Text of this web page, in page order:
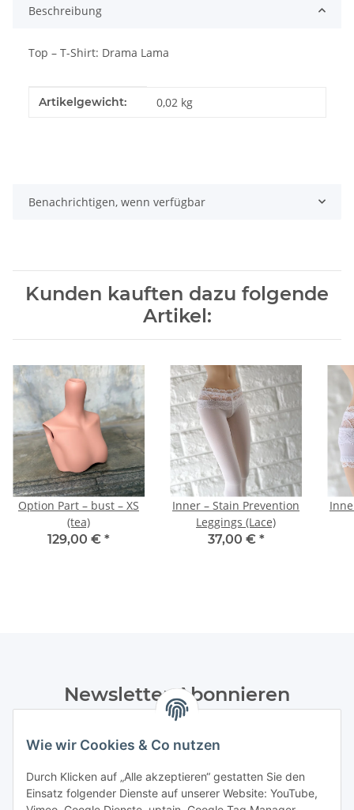
Wie wir Cookies & Co nutzen
Durch Klicken auf „Alle akzeptieren“ gestatten Sie den
Einsatz folgender Dienste auf unserer Website: YouTube,
Beschreibung
Top – T-Shirt: Drama Lama
Produkteigenschaft
Wert
Artikelgewicht: 0,02 kg
Benachrichtigen, wenn verfügbar
Kunden kauften dazu folgende
Artikel:
Option Part – bust – XS
(tea)
129,00 € *
Inner – Stain Prevention
Leggings (Lace)
37,00 € *
Newsletter Abonnieren
Bitte senden Sie mir entsprechend Ihrer
Datenschutzerklärungregelmäßig und jederzeit widerruflich
Abonnieren